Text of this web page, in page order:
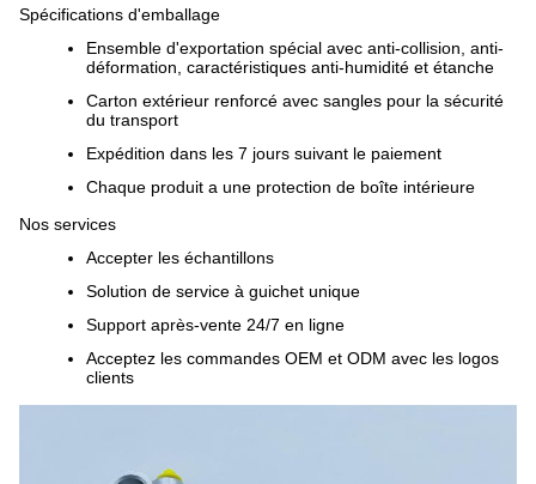
Spécifications d'emballage
Ensemble d'exportation spécial avec anti-collision, anti-
déformation, caractéristiques anti-humidité et étanche
Carton extérieur renforcé avec sangles pour la sécurité
du transport
Expédition dans les 7 jours suivant le paiement
Chaque produit a une protection de boîte intérieure
Nos services
Accepter les échantillons
Solution de service à guichet unique
Support après-vente 24/7 en ligne
Acceptez les commandes OEM et ODM avec les logos
clients